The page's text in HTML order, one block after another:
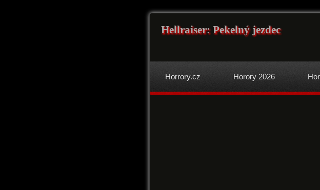
Hellraiser: Pekelný jezdec
Horrory.cz Horory 2026